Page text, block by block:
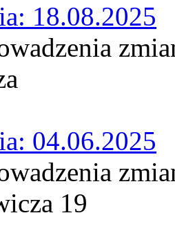
18.08.2025
04.06.2025
19